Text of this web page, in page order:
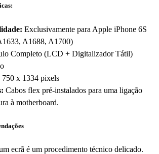
Exclusivamente para Apple iPhone 6S
A1688, A1700)
Completo (LCD + Digitalizador Tátil)
750 x 1334 pixels
Cabos flex pré-instalados para uma ligação
à motherboard.
ecrã é um procedimento técnico delicado.